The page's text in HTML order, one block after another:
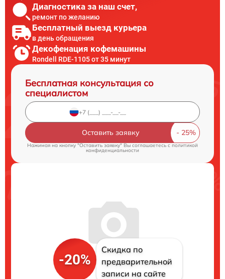
Диагностика за наш счет,
ремонт по желанию
Бесплатный выезд курьера
в день обращения
Декофенация кофемашины
Rondell RDE-1105 от 35 минут
Бесплатная консультация со
специалистом
Оставить заявку
Нажимая на кнопку "Оставить заявку" Вы соглашаетесь cполитикой
конфиденциальности
-20%
Скидка по
предварительной
записи на сайте